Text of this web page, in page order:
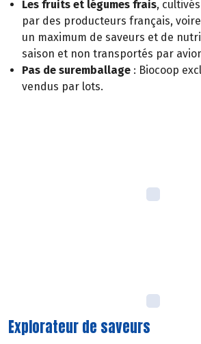
Les fruits et légumes frais,
par des producteurs français,
un maximum de saveurs et de
saison et non transportés par
Pas de suremballage : Biocoop
vendus par lots.
Explorateur de saveurs